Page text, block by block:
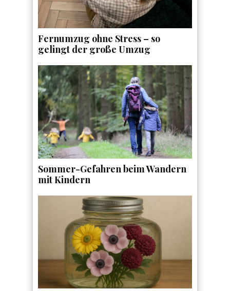
Fernumzug ohne Stress – so
gelingt der große Umzug
Sommer-Gefahren beim Wandern
mit Kindern